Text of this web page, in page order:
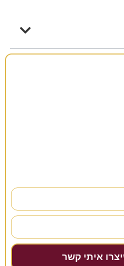
איתי קשר